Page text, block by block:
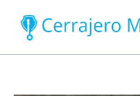
contenido